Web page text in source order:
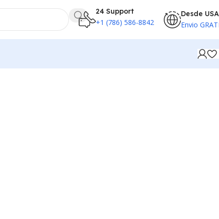
24 Support
+1 (786) 586-8842
Desde USA
Envio